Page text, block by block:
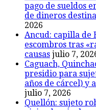
pago de sueldos
de dineros
2026
Ancud: capilla de
escombros tras
causas julio 7,
Caguach,
presidio para
años de cárcel) y
julio 7, 2026
Quellón: sujeto